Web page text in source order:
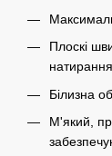
Плоскі
Білизна
М'який,